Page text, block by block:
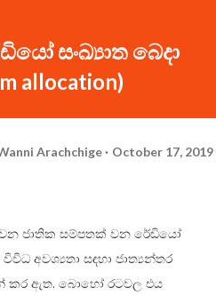
සංඛ්‍යාත බෙදා
allocation)
Arachchige October 17, 2019
වන ජාතික සම්පතක් වන රේඩියෝ
විවිධ අවශ්‍යතා සඳහා ජාත්‍යන්තර
කර ඇත. බොහෝ රටවල එය